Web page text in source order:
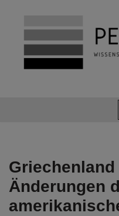
Zum
Inhalt
springen
Änderungen